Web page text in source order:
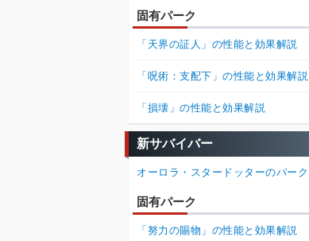
固有パーク
「天界の証人」の性能と効果解説
「呪術：支配下」の性能と効果解説
「損壊」の性能と効果解説
新サバイバー
オーロラ・スタードッターのパーク
固有パーク
「努力の賜物」の性能と効果解説